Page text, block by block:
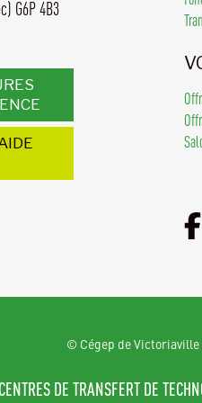
G6P 4B3
© Cégep de Victoriaville
CENTRES DE TRANSFERT DE